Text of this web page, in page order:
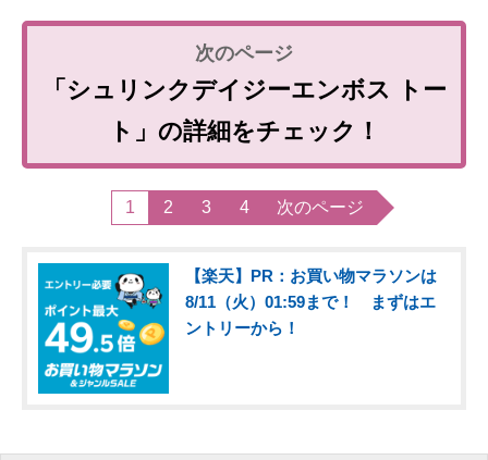
「シュリンクデイジーエンボス トー
ト」の詳細をチェック！
1 2 3 4 次のページ
【楽天】PR：お買い物マラソンは
8/11（火）01:59まで！ まずはエ
ントリーから！